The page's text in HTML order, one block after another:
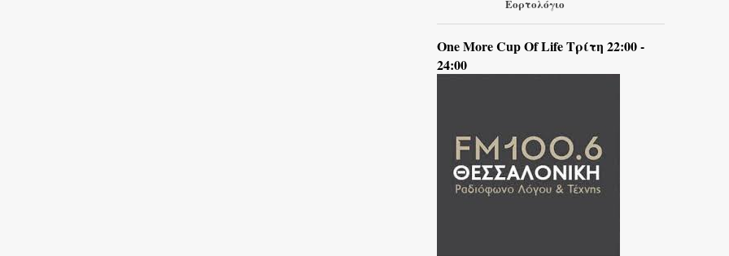
Εορτολόγιο
One More Cup Of Life Τρίτη 22:00 -
24:00